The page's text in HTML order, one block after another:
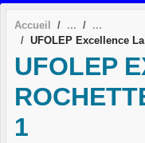
Accueil
UFOLEP Excellence
UFOLEP
1